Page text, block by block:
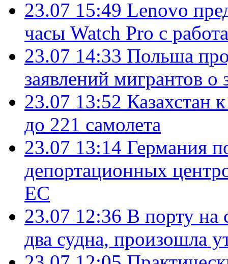
23.07 15:49 Lenovo
часы Watch Pro с
23.07 14:33 Польша
заявлений мигрантов
23.07 13:52 Казахстан
до 221 самолета
23.07 13:14 Германия
депортационных
ЕС
23.07 12:36 В порту на
два судна, произошла